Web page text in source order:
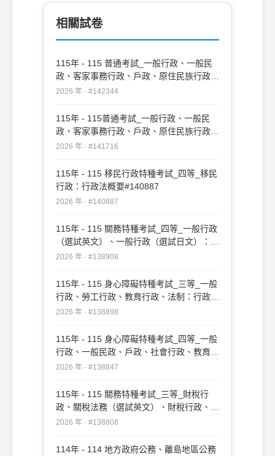
相關試卷
115年 - 115 普通考試_一般行政、一般民
政、客家事務行政、戶政、原住民族行政、
社會行政、勞工行政、教育行政、人事行
複)#142344
2026 年 · #142344
115年 - 115普通考試_一般行政、一般民
政、客家事務行政、戶政、原住民族行政、
社會行政、勞工行政、教育行政、人事行
#141716
2026 年 · #141716
115年 - 115 移民行政特種考試_四等_移民
行政：行政法概要#140887
2026 年 · #140887
115年 - 115 關務特種考試_四等_一般行政
（選試英文）、一般行政（選試日文）：行
政法概要#138908
2026 年 · #138908
115年 - 115 身心障礙特種考試_三等_一般
行政、勞工行政、教育行政、法制：行政法
#138898
2026 年 · #138898
115年 - 115 身心障礙特種考試_四等_一般
行政、一般民政、戶政、社會行政、教育行
政：行政法概要#138847
2026 年 · #138847
115年 - 115 關務特種考試_三等_財稅行
政、關稅法務（選試英文）、財稅行政、關
稅法務（選試日文）：行政法#138808
2026 年 · #138808
114年 - 114 地方政府公務、離島地區公務